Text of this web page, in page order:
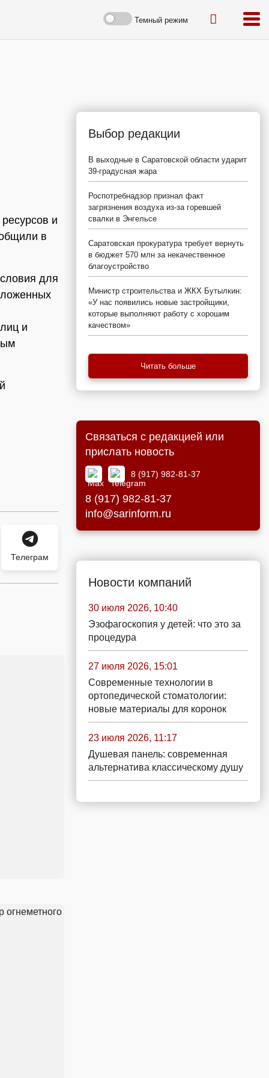
Темный режим
и
в
для
и
Телеграм
Выбор редакции
В выходные в Саратовской области ударит
39-градусная жара
Роспотребнадзор признал факт
загрязнения воздуха из-за горевшей
свалки в Энгельсе
Саратовская прокуратура требует вернуть
в бюджет 570 млн за некачественное
благоустройство
Министр строительства и ЖКХ Бутылкин:
«У нас появились новые застройщики,
которые выполняют работу с хорошим
качеством»
Читать больше
Связаться с редакцией или
прислать новость
8 (917) 982-81-37
8 (917) 982-81-37
info@sarinform.ru
Новости компаний
30 июля 2026, 10:40
Эзофагоскопия у детей: что это за
процедура
27 июля 2026, 15:01
Современные технологии в
ортопедической стоматологии:
новые материалы для коронок
23 июля 2026, 11:17
Душевая панель: современная
альтернатива классическому душу